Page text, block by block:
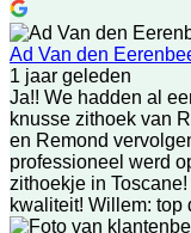
Ad Van den
1 jaar geleden
Ja!! We hadden al
knusse zithoek van
en Remond
professioneel werd
zithoekje in
kwaliteit! Willem: top